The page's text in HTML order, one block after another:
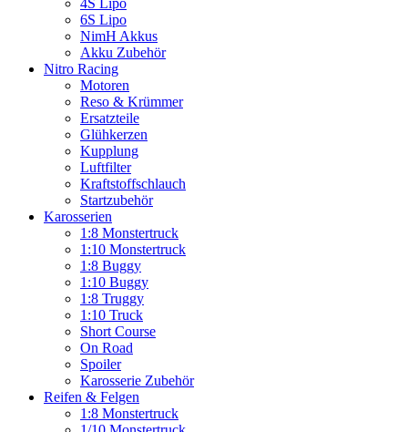
6S Lipo
NimH Akkus
Akku Zubehör
Nitro Racing
Motoren
Reso & Krümmer
Ersatzteile
Glühkerzen
Kupplung
Luftfilter
Kraftstoffschlauch
Startzubehör
Karosserien
1:8 Monstertruck
1:10 Monstertruck
1:8 Buggy
1:10 Buggy
1:8 Truggy
1:10 Truck
Short Course
On Road
Spoiler
Karosserie Zubehör
Reifen & Felgen
1:8 Monstertruck